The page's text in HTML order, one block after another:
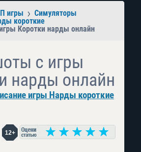
игры
Симуляторы
короткие
Коротки нарды онлайн
с игры
нарды онлайн
игры Нарды короткие
12+